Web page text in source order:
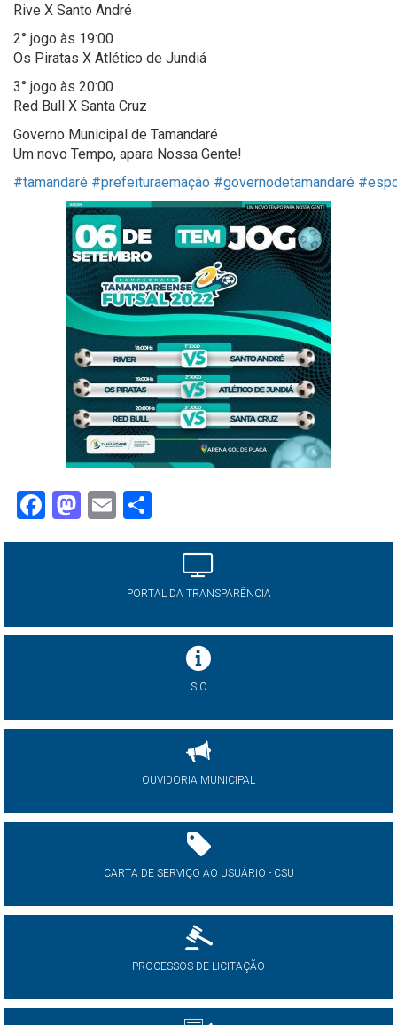
Rive X Santo André
2° jogo às 19:00
Os Piratas X Atlético de Jundiá
3° jogo às 20:00
Red Bull X Santa Cruz
Governo Municipal de Tamandaré
Um novo Tempo, apara Nossa Gente!
#tamandaré #prefeituraemação #governodetamandaré
Facebook
Mastodon
Email
PORTAL DA TRANSPARÊNCIA
SIC
OUVIDORIA MUNICIPAL
CARTA DE SERVIÇO AO USUÁRIO - CSU
PROCESSOS DE LICITAÇÃO